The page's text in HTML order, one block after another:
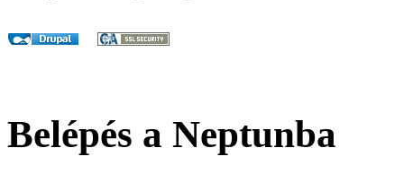
Belépés a Neptunba